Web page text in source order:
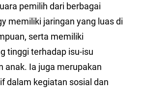
pemilih dari berbagai
memiliki jaringan yang luas di
serta memiliki
tinggi terhadap isu-isu
anak. Ia juga merupakan
dalam kegiatan sosial dan